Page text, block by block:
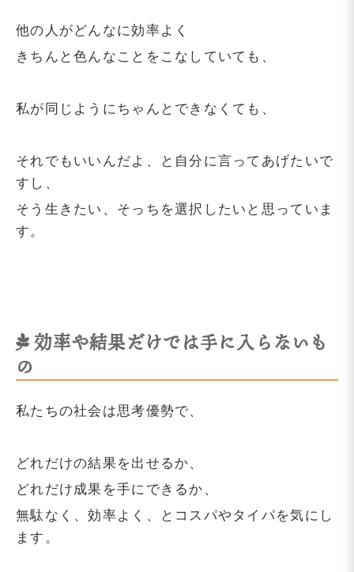
他の人がどんなに効率よく
きちんと色んなことをこなしていても、
私が同じようにちゃんとできなくても、
それでもいいんだよ、と自分に言ってあげたいで
すし、
そう生きたい、そっちを選択したいと思っていま
す。
効率や結果だけでは手に入らないも
の
私たちの社会は思考優勢で、
どれだけの結果を出せるか、
どれだけ成果を手にできるか、
無駄なく、効率よく、とコスパやタイパを気にし
ます。